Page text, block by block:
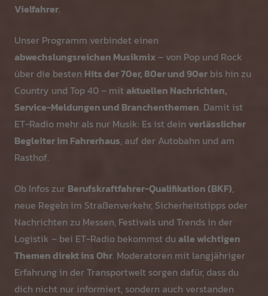
Vielfahrer.
Unser Programm verbindet einen
abwechslungsreichen Musikmix – von Pop und Rock
über die besten Hits der 70er, 80er und 90er bis hin zu
Country und Top 40 – mit aktuellen Nachrichten,
Service-Meldungen und Branchenthemen. Damit ist
ET-Radio mehr als nur Musik: Es ist dein verlässlicher
Begleiter im Fahrerhaus, auf der Autobahn und am
Rasthof.
Ob Infos zur Berufskraftfahrer-Qualifikation (BKF),
neue Regeln im Straßenverkehr, Sicherheitstipps oder
Nachrichten zu Messen, Festivals und Trends in der
Logistik – bei ET-Radio bekommst du alle wichtigen
Themen direkt ins Ohr. Moderatoren mit langjähriger
Erfahrung in der Transportwelt sorgen dafür, dass du
dich nicht nur informiert, sondern auch verstanden